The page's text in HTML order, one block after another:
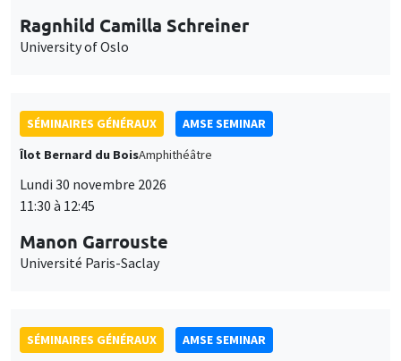
Ragnhild Camilla Schreiner
University of Oslo
SÉMINAIRES GÉNÉRAUX
AMSE SEMINAR
Îlot Bernard du BoisAmphithéâtre
Lundi 30 novembre 2026
11:30 à 12:45
Manon Garrouste
Université Paris-Saclay
SÉMINAIRES GÉNÉRAUX
AMSE SEMINAR